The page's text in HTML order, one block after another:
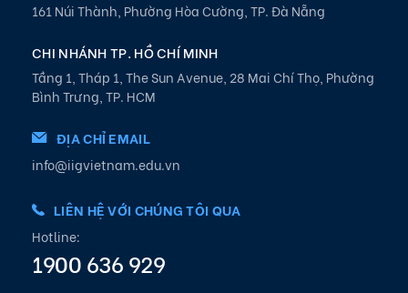
161 Núi Thành, Phường Hòa Cường, TP. Đà Nẵng
CHI NHÁNH TP. HỒ CHÍ MINH
Tầng 1, Tháp 1, The Sun Avenue, 28 Mai Chí Thọ, Phường
Bình Trưng, TP. HCM
ĐỊA CHỈ EMAIL
info@iigvietnam.edu.vn
LIÊN HỆ VỚI CHÚNG TÔI QUA
Hotline:
1900 636 929